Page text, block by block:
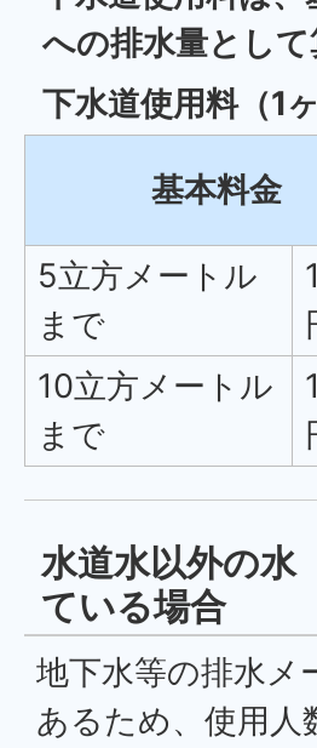
への排水量とし
下水道使用料（1
基本料金
5立方メートル
まで
10立方メートル
まで
水道水以外の水
ている場合
地下水等の排水メ
あるため、使用人